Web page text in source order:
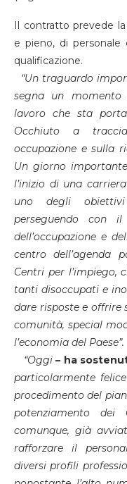
Il contratto prevede
e pieno, di
qualificazione.
“Un traguardo
segna un
lavoro che sta
Occhiuto a
occupazione e sulla
Un giorno
l’inizio di una
uno degli
perseguendo con
dell’occupazione e
centro dell’agenda
Centri per l’impiego,
tanti disoccupati e
dare risposte e offrire
comunità, special
l’economia del Paese”.
“Oggi – ha
particolarmente
procedimento del
potenziamento dei
comunque, già
rafforzare il
diversi profili